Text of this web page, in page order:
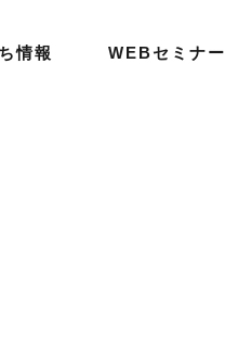
情報 WEBセミナー